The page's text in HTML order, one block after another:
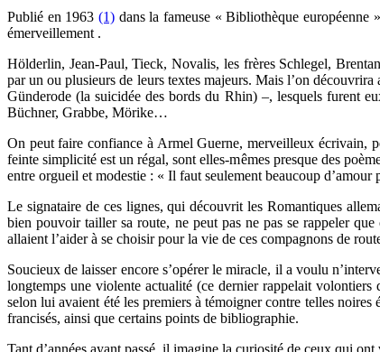
Publié en 1963(1) dans la fameuse « Bibliothèque européenne
émerveillement .
Hölderlin, Jean-Paul, Tieck, Novalis, les frères Schlegel,
par un ou plusieurs de leurs textes majeurs. Mais l’on
Günderode (la suicidée des bords du Rhin) –, lesquels furent
Büchner, Grabbe, Mörike…
On peut faire confiance à Armel Guerne, merveilleux écrivain,
feinte simplicité est un régal, sont elles-mêmes presque des
entre orgueil et modestie : « Il faut seulement beaucoup
Le signataire de ces lignes, qui découvrit les Romantiques
bien pouvoir tailler sa route, ne peut pas ne pas se rappeler
allaient l’aider à se choisir pour la vie de ces compagnons de
Soucieux de laisser encore s’opérer le miracle, il a voulu
longtemps une violente actualité (ce dernier rappelait volontiers
selon lui avaient été les premiers à témoigner contre telles
francisés, ainsi que certains points de bibliographie.